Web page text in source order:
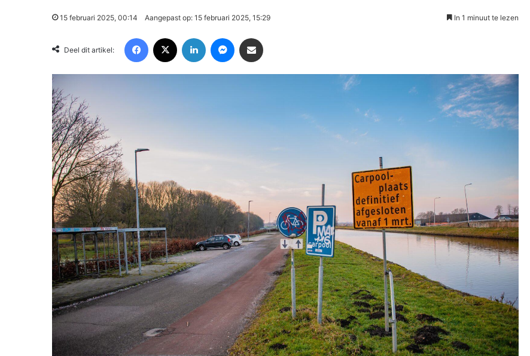
15 februari 2025, 00:14 Aangepast op: 15 februari 2025, 15:29 In 1 minuut te lezen
Deel dit artikel: